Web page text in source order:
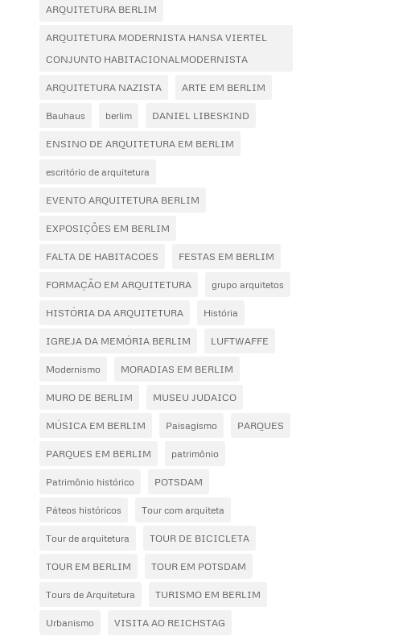
ARQUITETURA BERLIM
ARQUITETURA MODERNISTA HANSA VIERTEL
CONJUNTO HABITACIONALMODERNISTA
ARQUITETURA NAZISTA ARTE EM BERLIM
Bauhaus berlim DANIEL LIBESKIND
ENSINO DE ARQUITETURA EM BERLIM
escritório de arquitetura
EVENTO ARQUITETURA BERLIM
EXPOSIÇÕES EM BERLIM
FALTA DE HABITACOES FESTAS EM BERLIM
FORMAÇÃO EM ARQUITETURA grupo arquitetos
HISTÓRIA DA ARQUITETURA História
IGREJA DA MEMÓRIA BERLIM LUFTWAFFE
Modernismo MORADIAS EM BERLIM
MURO DE BERLIM MUSEU JUDAICO
MÚSICA EM BERLIM Paisagismo PARQUES
PARQUES EM BERLIM patrimônio
Patrimônio histórico POTSDAM
Páteos históricos Tour com arquiteta
Tour de arquitetura TOUR DE BICICLETA
TOUR EM BERLIM TOUR EM POTSDAM
Tours de Arquitetura TURISMO EM BERLIM
Urbanismo VISITA AO REICHSTAG